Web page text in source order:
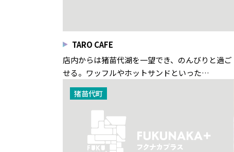
TARO CAFE
店内からは猪苗代湖を一望でき、のんびりと過ご
せる。ワッフルやホットサンドといった…
猪苗代町